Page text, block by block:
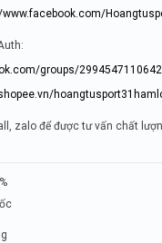
groups/
zalo để được tư vấn chất